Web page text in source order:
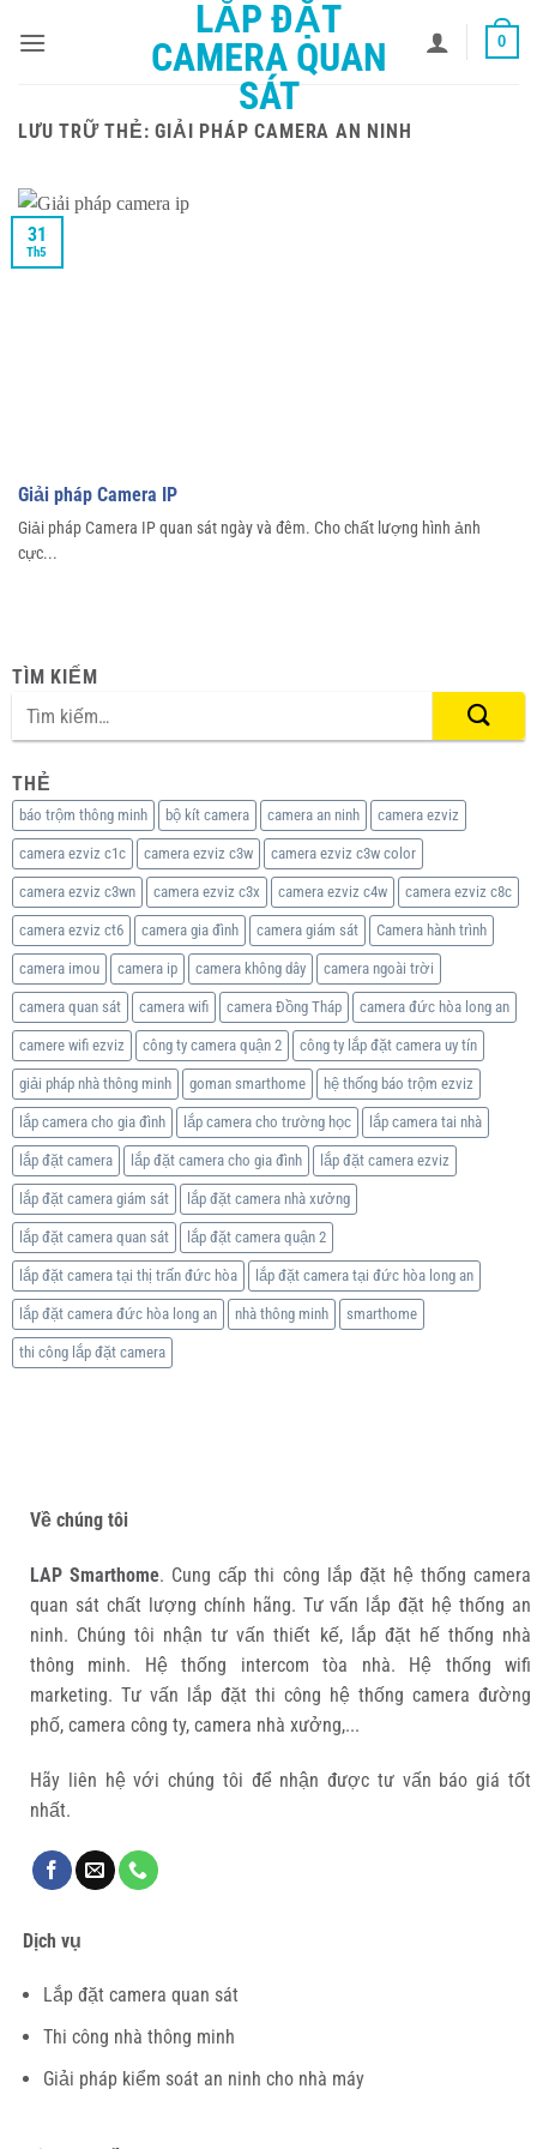
qua
LẮP ĐẶT
CAMERA QUAN
SÁT
0
LƯU TRỮ THẺ:GIẢI PHÁP CAMERA AN NINH
Giải pháp Camera IP
Giải pháp Camera IP quan sát ngày và đêm. Cho chất lượng hình ảnh
cực...
31
Th5
TÌM KIẾM
THẺ
báo trộm thông minh bộ kít camera camera an ninh camera ezviz
camera ezviz c1c camera ezviz c3w camera ezviz c3w color
camera ezviz c3wn camera ezviz c3x camera ezviz c4w camera ezviz c8c
camera ezviz ct6 camera gia đình camera giám sát Camera hành trình
camera imou camera ip camera không dây camera ngoài trời
camera quan sát camera wifi camera Đồng Tháp camera đức hòa long an
camere wifi ezviz công ty camera quận 2 công ty lắp đặt camera uy tín
giải pháp nhà thông minh goman smarthome hệ thống báo trộm ezviz
lắp camera cho gia đình lắp camera cho trường học lắp camera tai nhà
lắp đặt camera lắp đặt camera cho gia đình lắp đặt camera ezviz
lắp đặt camera giám sát lắp đặt camera nhà xưởng
lắp đặt camera quan sát lắp đặt camera quận 2
lắp đặt camera tại thị trấn đức hòa lắp đặt camera tại đức hòa long an
lắp đặt camera đức hòa long an nhà thông minh smarthome
thi công lắp đặt camera
Về chúng tôi
LAP Smarthome. Cung cấp thi công lắp đặt hệ thống camera
quan sát chất lượng chính hãng. Tư vấn lắp đặt hệ thống an
ninh. Chúng tôi nhận tư vấn thiết kế, lắp đặt hế thống nhà
thông minh. Hệ thống intercom tòa nhà. Hệ thống wifi
marketing. Tư vấn lắp đặt thi công hệ thống camera đường
phố, camera công ty, camera nhà xưởng,...
Hãy liên hệ với chúng tôi để nhận được tư vấn báo giá tốt
nhất.
Dịch vụ
Lắp đặt camera quan sát
Thi công nhà thông minh
Giải pháp kiểm soát an ninh cho nhà máy